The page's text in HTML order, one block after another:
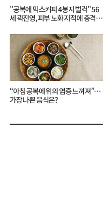
"공복에 믹스커피 4봉지 벌컥" 56
세 곽진영, 피부 노화 지적에 충격…
“아침 공복에 위의 염증 느껴져”…
가장 나쁜 음식은?